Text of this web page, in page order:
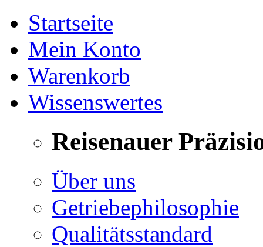
Startseite
Mein Konto
Warenkorb
Wissenswertes
Reisenauer
Über uns
Getriebephilosophie
Qualitätsstandard